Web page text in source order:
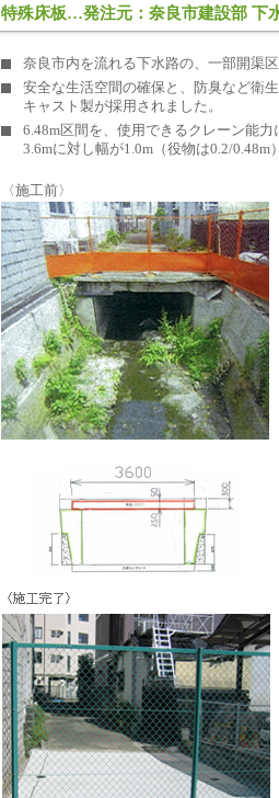
特殊床板…発注元：奈良市建設部 下
奈良市内を流れる下水路の、一部開渠
安全な生活空間の確保と、防臭など衛
キャスト製が採用されました。
6.48m区間を、使用できるクレーン能
3.6mに対し幅が1.0m（役物は0.2/
〈施工前〉